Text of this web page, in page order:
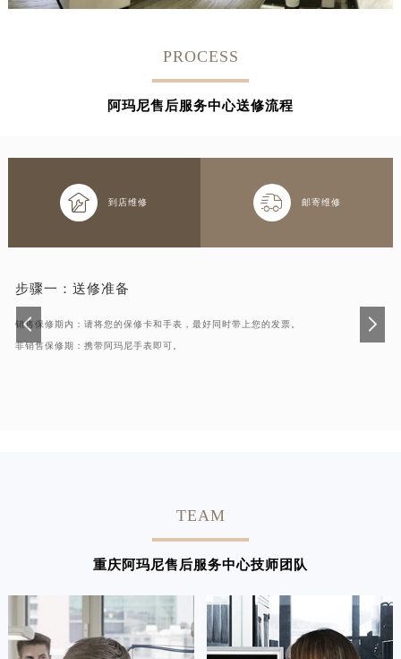
PROCESS
阿玛尼售后服务中心送修流程
 到店维修  邮寄维修
步骤一： 送修准备
销售保修期内：请将您的保修卡和手表，最好同时带上您的发票。
非销售保修期：携带阿玛尼手表即可。
TEAM
重庆阿玛尼售后服务中心技师团队